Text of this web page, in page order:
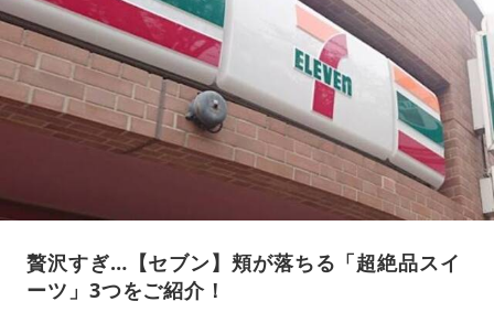
贅沢すぎ…【セブン】頬が落ちる「超絶品スイ
ーツ」3つをご紹介！